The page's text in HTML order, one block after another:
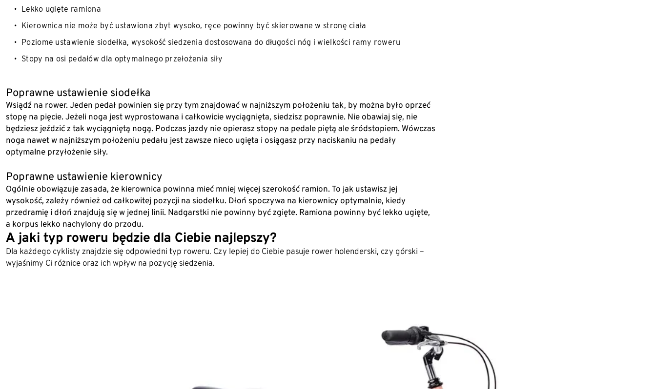
Lekko ugięte ramiona
Kierownica nie może być ustawiona zbyt wysoko, ręce powinny być skierowane w stronę ciała
Poziome ustawienie siodełka, wysokość siedzenia dostosowana do długości nóg i wielkości ramy roweru
Stopy na osi pedałów dla optymalnego przełożenia siły
Poprawne ustawienie siodełka
Wsiądź na rower. Jeden pedał powinien się przy tym znajdować w najniższym położeniu tak, by można było oprzeć
stopę na pięcie. Jeżeli noga jest wyprostowana i całkowicie wyciągnięta, siedzisz poprawnie. Nie obawiaj się, nie
będziesz jeździć z tak wyciągniętą nogą. Podczas jazdy nie opierasz stopy na pedale piętą ale śródstopiem. Wówczas
noga nawet w najniższym położeniu pedału jest zawsze nieco ugięta i osiągasz przy naciskaniu na pedały
optymalne przyłożenie siły.
Poprawne ustawienie kierownicy
Ogólnie obowiązuje zasada, że kierownica powinna mieć mniej więcej szerokość ramion. To jak ustawisz jej
wysokość, zależy również od całkowitej pozycji na siodełku. Dłoń spoczywa na kierownicy optymalnie, kiedy
przedramię i dłoń znajdują się w jednej linii. Nadgarstki nie powinny być zgięte. Ramiona powinny być lekko ugięte,
a korpus lekko nachylony do przodu.
A jaki typ roweru będzie dla Ciebie najlepszy?
Dla każdego cyklisty znajdzie się odpowiedni typ roweru. Czy lepiej do Ciebie pasuje rower holenderski, czy górski –
wyjaśnimy Ci różnice oraz ich wpływ na pozycję siedzenia.